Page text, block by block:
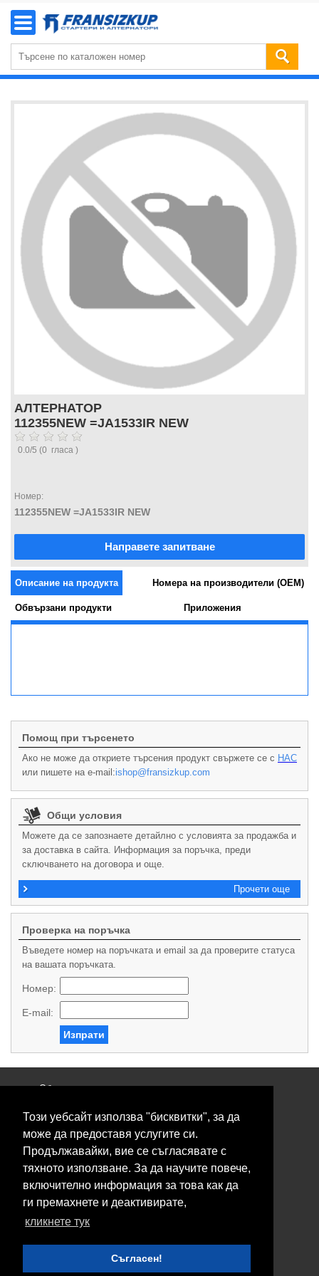
Този уебсайт използва "бисквитки", за да
може да предоставя услугите си.
Продължавайки, вие се съгласявате с
тяхното използване. За да научите повече,
включително информация за това как да
ги премахнете и деактивирате,
кликнете тук
Съгласен!
АЛТЕРНАТОР
112355NEW =JA1533IR NEW
0.0/5 (0 гласа )
Номер:
112355NEW =JA1533IR NEW
Направете запитване
Описание на продукта Номера на производители (OEM)
Обвързани продукти Приложения
Помощ при търсенето
Ако не може да откриете търсения продукт свържете се с НАС
или пишете на e-mail:ishop@fransizkup.com
Общи условия
Можете да се запознаете детайлно с условията за продажба и
за доставка в сайта. Информация за поръчка, преди
сключването на договора и още.
Прочети още
Проверка на поръчка
Въведете номер на поръчката и email за да проверите статуса
на вашата поръчката.
Номер:
E-mail:
Изпрати
Общи условия
Свържете се с нас
Контакти
Нашите сервизи
Блог
© 2026 Fransizkup.bg всички права запазени
Изграждане и поддръжка от
Boby_fransizkup